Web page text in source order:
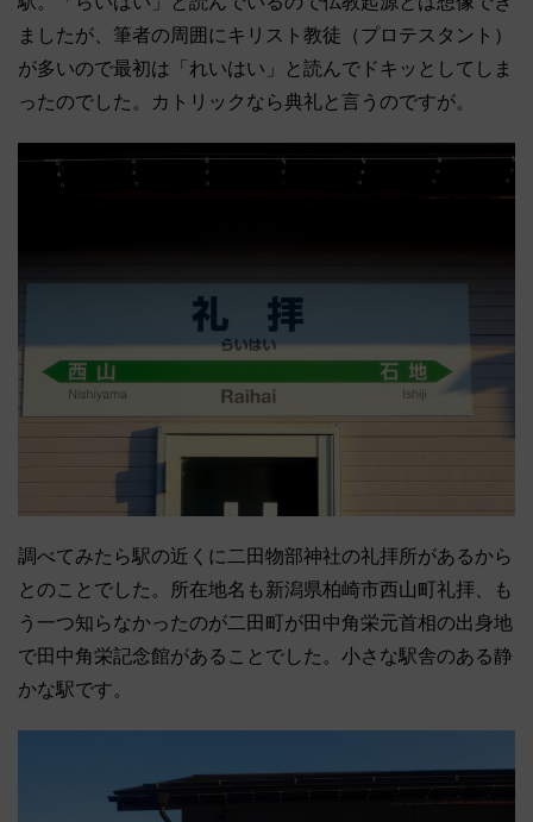
ましたが、筆者の周囲にキリスト教徒（プロテスタント）
が多いので最初は「れいはい」と読んでドキッとしてしま
ったのでした。カトリックなら典礼と言うのですが。
調べてみたら駅の近くに二田物部神社の礼拝所があるから
とのことでした。所在地名も新潟県柏崎市西山町礼拝、も
う一つ知らなかったのが二田町が田中角栄元首相の出身地
で田中角栄記念館があることでした。小さな駅舎のある静
かな駅です。